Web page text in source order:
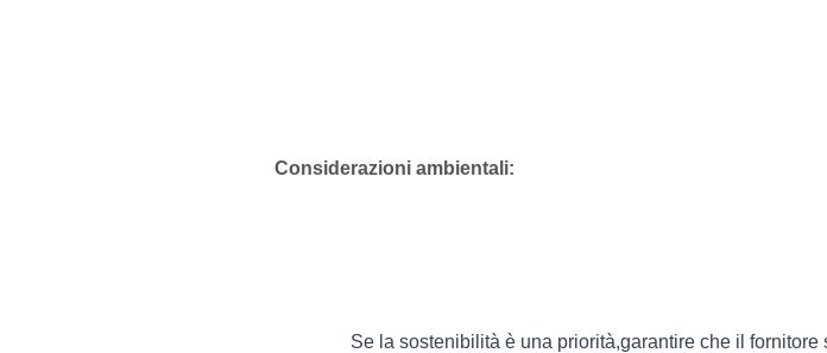
Considerazioni ambientali:
Se la sostenibilità è una priorità,garantire che il